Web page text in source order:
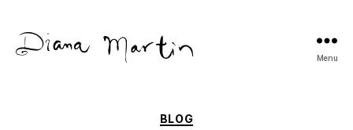
Menu
Categories
BLOG